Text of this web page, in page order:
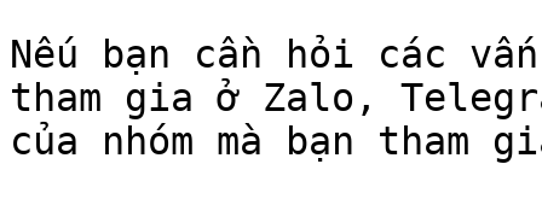
Nếu bạn cần hỏi các
tham gia ở Zalo,
của nhóm mà bạn tham